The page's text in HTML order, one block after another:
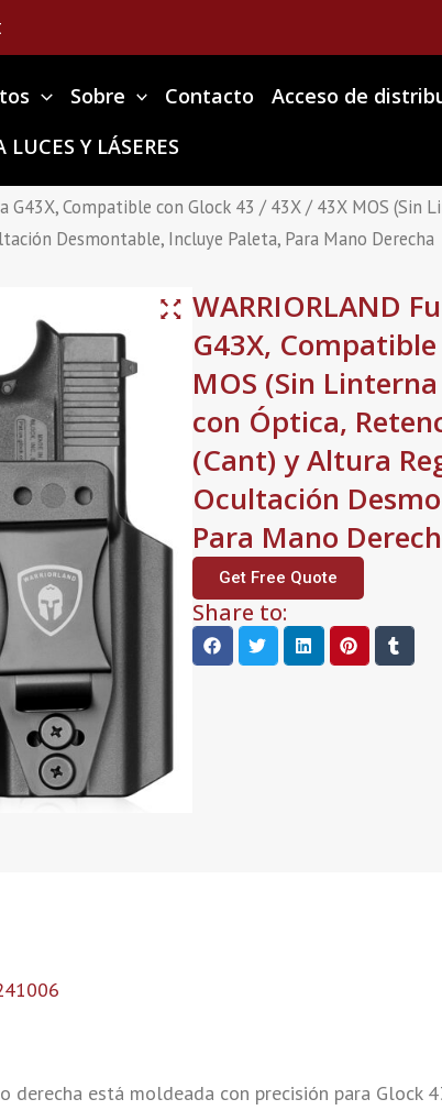
Sobre Contacto Acceso de
Y LÁSERES
G43X, Compatible con Glock 43 / 43X / 43X MOS (Sin
Desmontable, Incluye Paleta, Para Mano Derecha
WARRIORLAND
G43X,
MOS (Sin
con Óptica,
(Cant) y Altura
Ocultación
Para Mano
Get Free Quote
Share to:
derecha está moldeada con precisión para Glock